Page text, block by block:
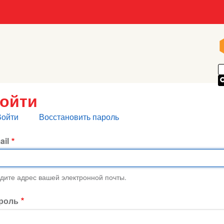
Восстановить пароль
адрес вашей электронной почты.